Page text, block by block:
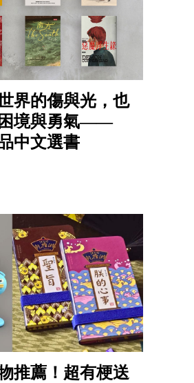
界的傷與光，也
困境與勇氣——
中文選書
推薦！超有梗送